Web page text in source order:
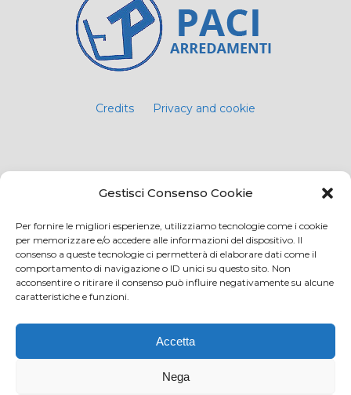
Gestisci Consenso Cookie
Per fornire le migliori esperienze, utilizziamo tecnologie come i cookie
per memorizzare e/o accedere alle informazioni del dispositivo. Il
consenso a queste tecnologie ci permetterà di elaborare dati come il
comportamento di navigazione o ID unici su questo sito. Non
acconsentire o ritirare il consenso può influire negativamente su alcune
caratteristiche e funzioni.
Accetta
Nega
Credits Privacy and cookie
E-mail: info@paciarrediscolastici.com
PEC: pacisrl@interfreepec.it
Tel e Fax: +39 0571 675108
PI e CF: 05012160486 Registro delle Imprese di
Capitale Sociale Euro 20.800,00 i.v.